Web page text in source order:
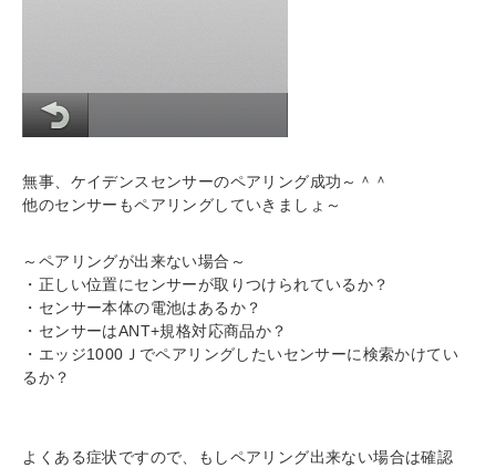
無事、ケイデンスセンサーのペアリング成功～＾＾
他のセンサーもペアリングしていきましょ～
～ペアリングが出来ない場合～
・正しい位置にセンサーが取りつけられているか？
・センサー本体の電池はあるか？
・センサーはANT+規格対応商品か？
・エッジ1000Ｊでペアリングしたいセンサーに検索かけてい
るか？
よくある症状ですので、もしペアリング出来ない場合は確認